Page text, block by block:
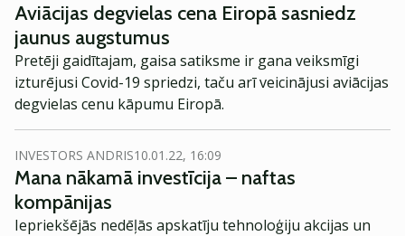
Aviācijas degvielas cena Eiropā sasniedz
jaunus augstumus
Pretēji gaidītajam, gaisa satiksme ir gana veiksmīgi
izturējusi Covid-19 spriedzi, taču arī veicinājusi aviācijas
degvielas cenu kāpumu Eiropā.
INVESTORS ANDRIS10.01.22, 16:09
Mana nākamā investīcija – naftas
kompānijas
Iepriekšējās nedēļās apskatīju tehnoloģiju akcijas un